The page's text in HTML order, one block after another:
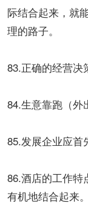
际结合起来，就
理的路子。
83.正确的经营决
84.生意靠跑（外
85.发展企业应首
86.酒店的工作特
有机地结合起来。